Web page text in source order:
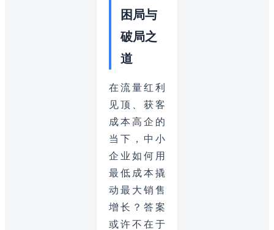
困局与
破局之
道
在流量红利
见顶、获客
成本高企的
当下，中小
企业如何用
最低成本撬
动最大销售
增长？答案
或许不在于